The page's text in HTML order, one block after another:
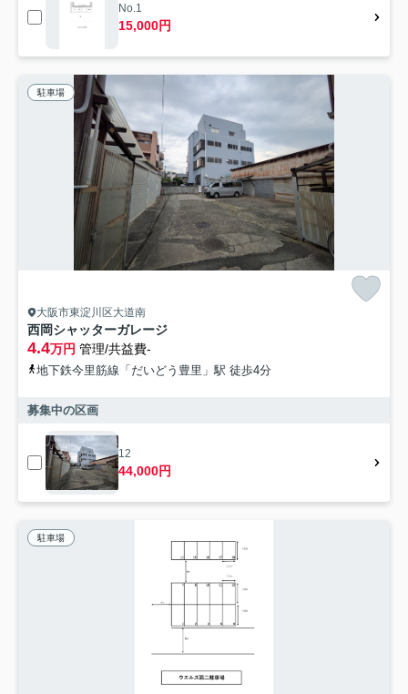
No.1
15,000円
駐車場
大阪市東淀川区大道南
西岡シャッターガレージ
4.4万円 管理/共益費-
地下鉄今里筋線「だいどう豊里」駅 徒歩4分
募集中の区画
12
44,000円
駐車場